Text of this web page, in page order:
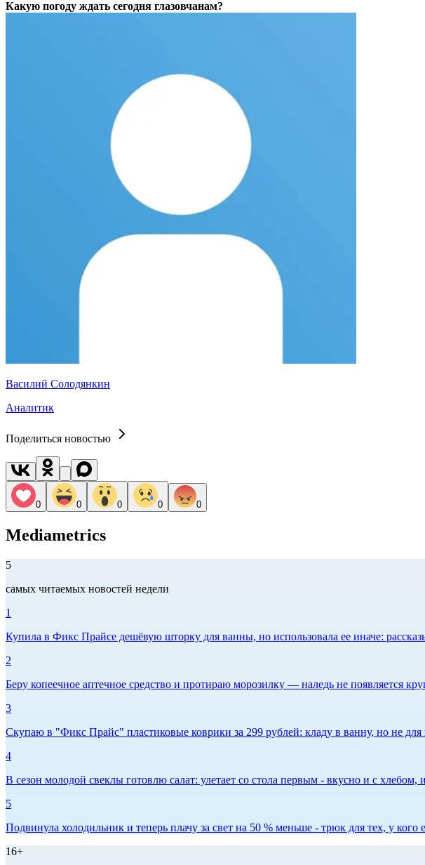
Какую погоду ждать сегодня глазовчанам?
Василий Солодянкин
Аналитик
Поделиться новостью
0 0 0 0 0
Mediametrics
5
самых читаемых новостей недели
1
Купила в Фикс Прайсе дешёвую шторку для ванны, но использовала ее иначе:
2
Беру копеечное аптечное средство и протираю морозилку — наледь не появляется
3
Скупаю в "Фикс Прайс" пластиковые коврики за 299 рублей: кладу в ванну, но не
4
В сезон молодой свеклы готовлю салат: улетает со стола первым - вкусно и с хлебом,
5
Подвинула холодильник и теперь плачу за свет на 50 % меньше - трюк для тех, у кого
16+